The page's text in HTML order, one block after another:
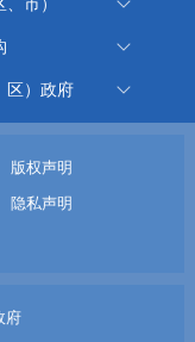
区）政府
版权声明
隐私声明
府